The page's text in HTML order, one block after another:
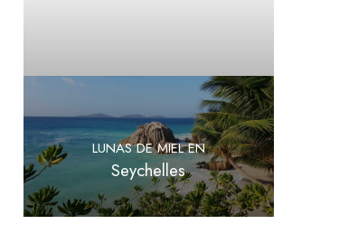
LUNAS DE MIEL EN
Seychelles